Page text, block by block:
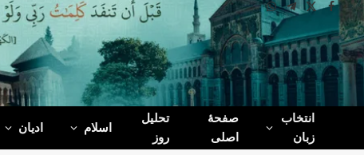
Facebook
X
(Twitter)
Telegram
WhatsApp
انتخاب
زبان
صفحۀ
اصلی
تحلیل
روز
اسلام ادیان